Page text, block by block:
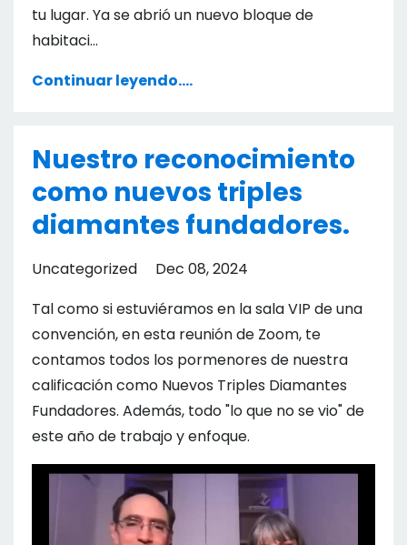
tu lugar. Ya se abrió un nuevo bloque de
habitaci...
Continuar leyendo....
Nuestro reconocimiento
como nuevos triples
diamantes fundadores.
Uncategorized
Dec 08, 2024
Tal como si estuviéramos en la sala VIP de una
convención, en esta reunión de Zoom, te
contamos todos los pormenores de nuestra
calificación como Nuevos Triples Diamantes
Fundadores. Además, todo "lo que no se vio" de
este año de trabajo y enfoque.